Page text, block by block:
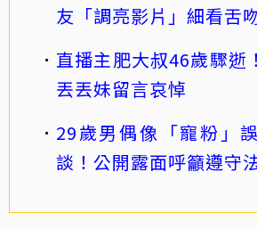
友「調亮影片」細看舌
直播主肥大叔46歲驟逝
丟丟妹留言哀悼
29歲男偶像「寵粉」
談！公開露面呼籲遵守